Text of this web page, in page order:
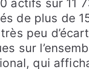
actifs sur 11
de plus de
peu
sur
qui